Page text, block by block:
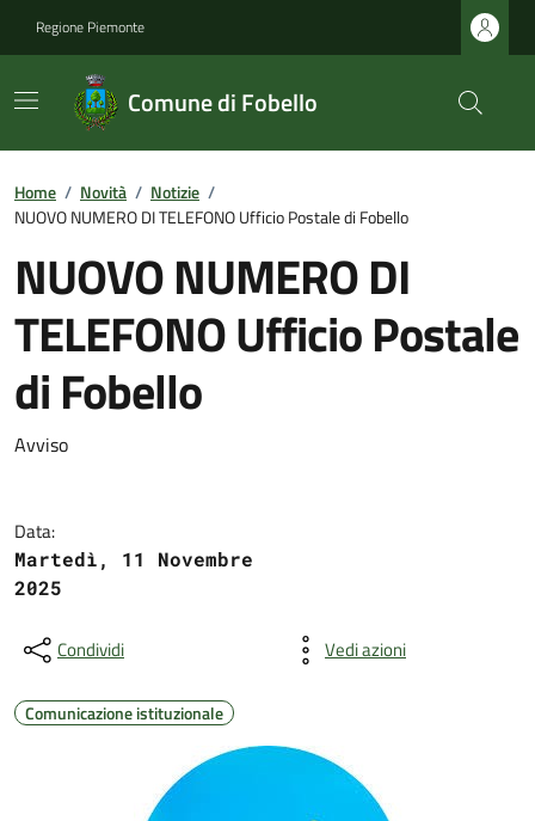
Regione Piemonte
Comune di Fobello
Home / Novità / Notizie /
NUOVO NUMERO DI TELEFONO Ufficio Postale di Fobello
NUOVO NUMERO DI
TELEFONO Ufficio Postale
di Fobello
Avviso
Data:
Martedì, 11 Novembre
2025
Condividi Vedi azioni
Comunicazione istituzionale